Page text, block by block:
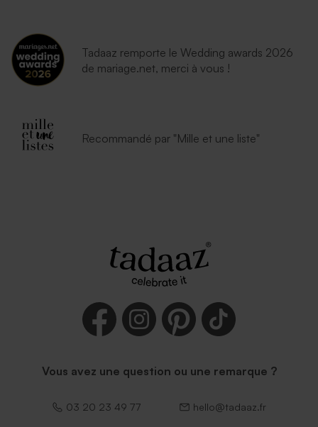
Tadaaz remporte le Wedding awards 2026
de mariage.net, merci à vous !
Recommandé par "Mille et une liste"
Vous avez une question ou une remarque ?
03 20 23 49 77 hello@tadaaz.fr